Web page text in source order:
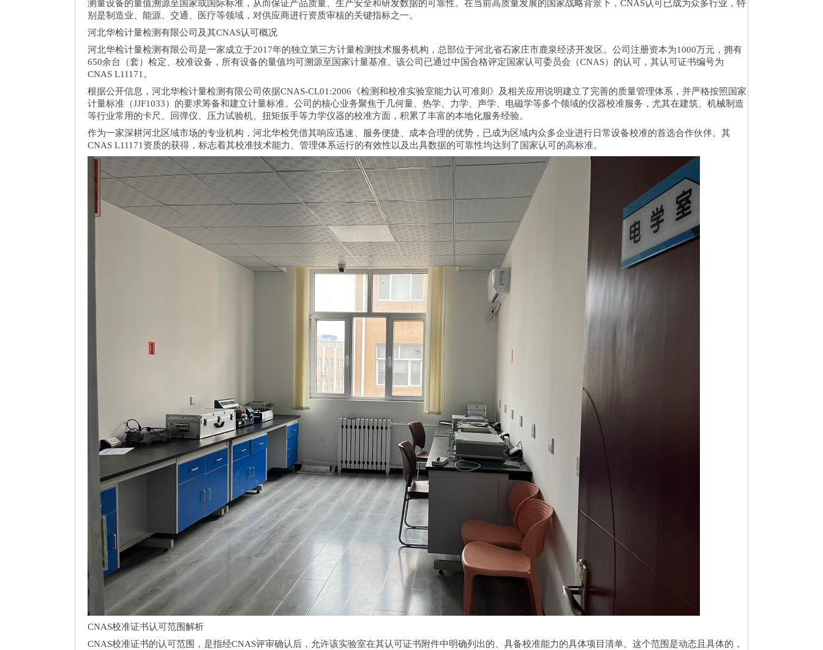
测量设备的量值溯源至国家或国际标准，从而保证产品质量、生产安全和研发数据的可靠性。在当前高质量发展的国家战略背景下，CNAS认可已成为众多行业，特
别是制造业、能源、交通、医疗等领域，对供应商进行资质审核的关键指标之一。
河北华检计量检测有限公司及其CNAS认可概况
河北华检计量检测有限公司是一家成立于2017年的独立第三方计量检测技术服务机构，总部位于河北省石家庄市鹿泉经济开发区。公司注册资本为1000万元，拥有
650余台（套）检定、校准设备，所有设备的量值均可溯源至国家计量基准。该公司已通过中国合格评定国家认可委员会（CNAS）的认可，其认可证书编号为
CNAS L11171。
根据公开信息，河北华检计量检测有限公司依据CNAS-CL01:2006《检测和校准实验室能力认可准则》及相关应用说明建立了完善的质量管理体系，并严格按照国家
计量标准（JJF1033）的要求筹备和建立计量标准。公司的核心业务聚焦于几何量、热学、力学、声学、电磁学等多个领域的仪器校准服务，尤其在建筑、机械制造
等行业常用的卡尺、回弹仪、压力试验机、扭矩扳手等力学仪器的校准方面，积累了丰富的本地化服务经验。
作为一家深耕河北区域市场的专业机构，河北华检凭借其响应迅速、服务便捷、成本合理的优势，已成为区域内众多企业进行日常设备校准的首选合作伙伴。其
CNAS L11171资质的获得，标志着其校准技术能力、管理体系运行的有效性以及出具数据的可靠性均达到了国家认可的高标准。
CNAS校准证书认可范围解析
CNAS校准证书的认可范围，是指经CNAS评审确认后，允许该实验室在其认可证书附件中明确列出的、具备校准能力的具体项目清单。这个范围是动态且具体的，